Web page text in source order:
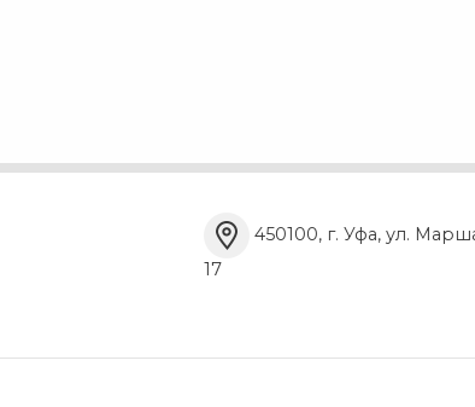
450100, г. Уфа, ул.
17